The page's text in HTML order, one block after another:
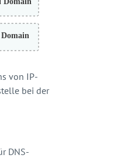
von IP-
bei der
DNS-